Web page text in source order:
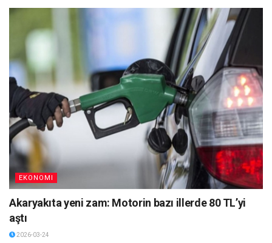
EKONOMI
Akaryakıta yeni zam: Motorin bazı illerde 80 TL’yi
aştı
2026-03-24